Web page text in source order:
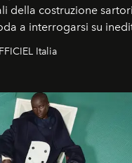
della costruzione
a interrogarsi su
nella storia della
Italia